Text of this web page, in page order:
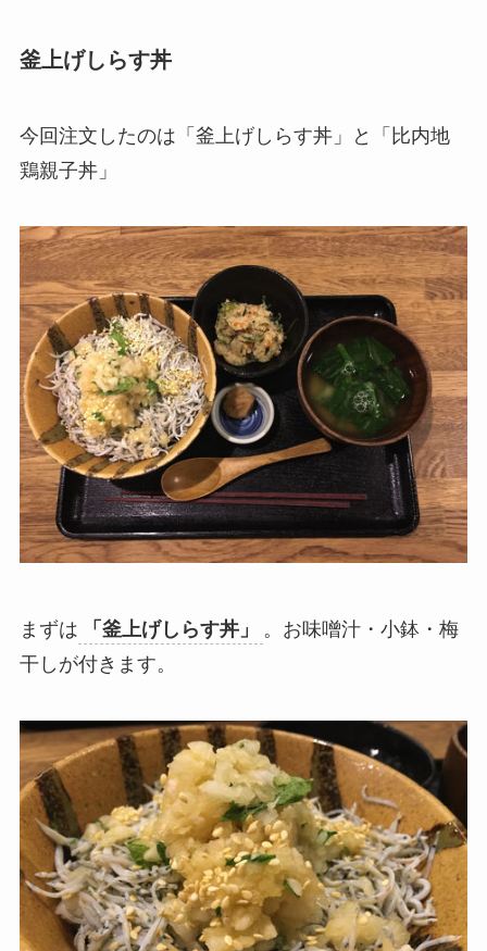
釜上げしらす丼
今回注文したのは「釜上げしらす丼」と「比内地
鶏親子丼」
まずは 「釜上げしらす丼」
。お味噌汁・小鉢・梅
干しが付きます。